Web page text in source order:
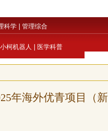
科学 管理综合
小柯机器人 医学科普
年海外优青项目（新